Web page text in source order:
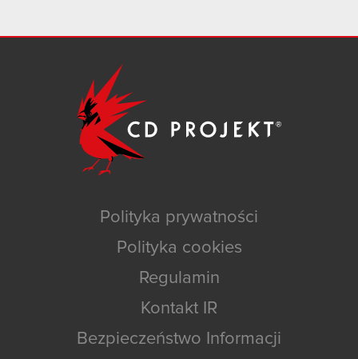
Polityka prywatności
Polityka cookies
Regulamin
Kontakt IR
Bezpieczeństwo Informacji